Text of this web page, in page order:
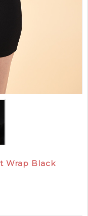
Wrap Black